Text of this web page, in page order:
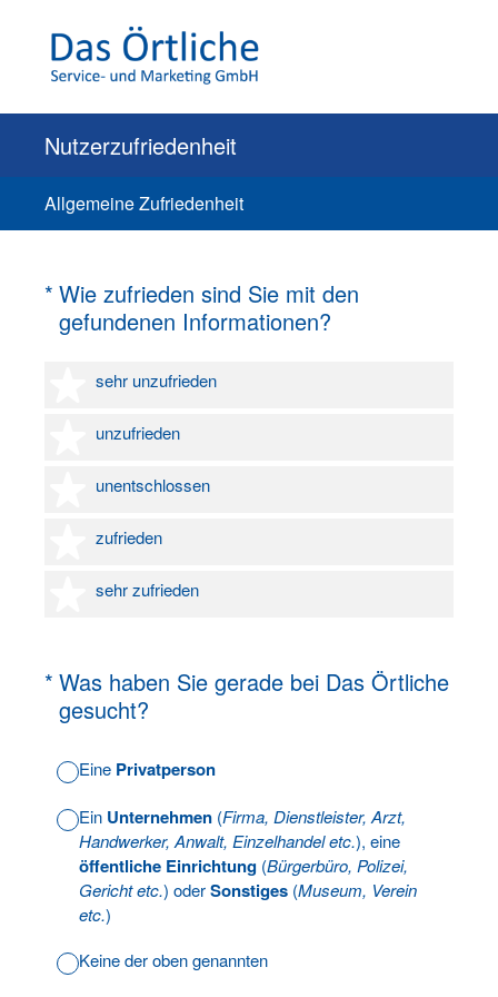
Nutzerzufriedenheit
Allgemeine Zufriedenheit
* Wie zufrieden sind Sie mit den
gefundenen Informationen?
(Erforderlich.)
sehr unzufrieden
1 Stern
unzufrieden
2 Sterne
unentschlossen
3 Sterne
zufrieden
4 Sterne
sehr zufrieden
5 Sterne
* Was haben Sie gerade bei Das Örtliche
gesucht?
(Erforderlich.)
Eine Privatperson
Ein Unternehmen (Firma, Dienstleister, Arzt,
Handwerker, Anwalt, Einzelhandel etc.), eine
öffentliche Einrichtung (Bürgerbüro, Polizei,
Gericht etc.) oderSonstiges (Museum, Verein
etc.)
Keine der oben genannten